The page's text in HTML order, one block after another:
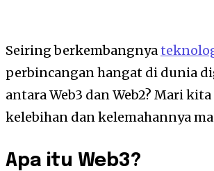
Seiring berkembangnya
perbincangan hangat di dunia
antara Web3 dan Web2? Mari
kelebihan dan kelemahannya
Apa itu Web3?